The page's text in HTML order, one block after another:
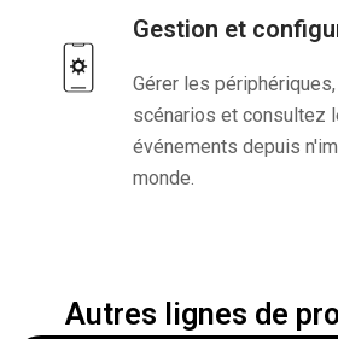
Gestion et
Gérer les
scénarios et consultez
événements depuis
monde.
Autres lignes de